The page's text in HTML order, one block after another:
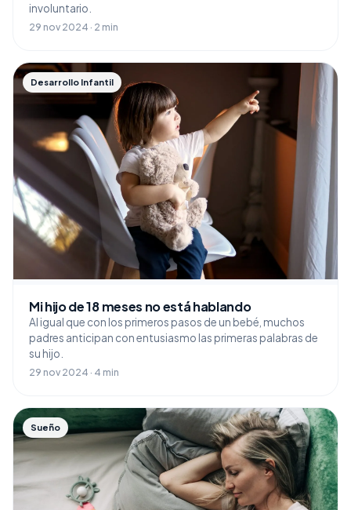
involuntario.
29 nov 2024 · 2 min
Desarrollo Infantil
Mi hijo de 18 meses no está hablando
Al igual que con los primeros pasos de un bebé, muchos
padres anticipan con entusiasmo las primeras palabras de
su hijo.
29 nov 2024 · 4 min
Sueño